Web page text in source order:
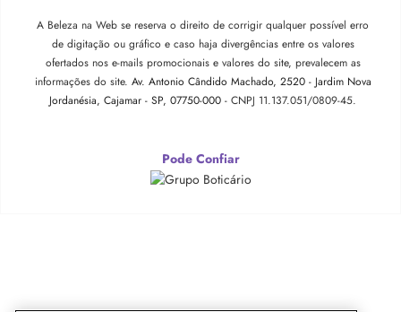
A Beleza na Web se reserva o direito de corrigir qualquer possível erro
de digitação ou gráfico e caso haja divergências entre os valores
ofertados nos e-mails promocionais e valores do site, prevalecem as
informações do site. Av. Antonio Cândido Machado, 2520 - Jardim Nova
Jordanésia, Cajamar - SP, 07750-000 - CNPJ 11.137.051/0809-45.
Pode Confiar